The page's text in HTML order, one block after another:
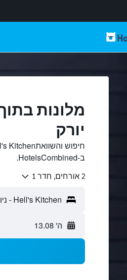
יורק
ב-HotelsCombined.
2 אורחים, חדר 1
ה' 13.08